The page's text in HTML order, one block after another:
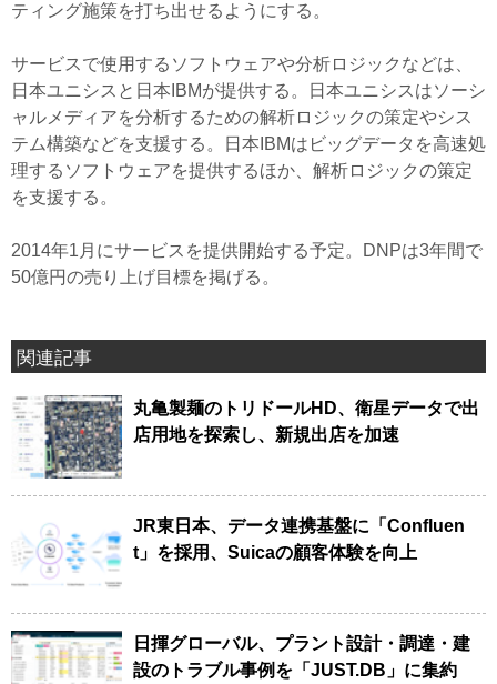
ティング施策を打ち出せるようにする。
サービスで使用するソフトウェアや分析ロジックなどは、
日本ユニシスと日本IBMが提供する。日本ユニシスはソーシ
ャルメディアを分析するための解析ロジックの策定やシス
テム構築などを支援する。日本IBMはビッグデータを高速処
理するソフトウェアを提供するほか、解析ロジックの策定
を支援する。
2014年1月にサービスを提供開始する予定。DNPは3年間で
50億円の売り上げ目標を掲げる。
関連記事
丸亀製麺のトリドールHD、衛星データで出
店用地を探索し、新規出店を加速
JR東日本、データ連携基盤に「Confluen
t」を採用、Suicaの顧客体験を向上
日揮グローバル、プラント設計・調達・建
設のトラブル事例を「JUST.DB」に集約